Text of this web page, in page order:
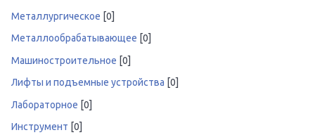
Металлургическое [0]
Металлообрабатывающее [0]
Машиностроительное [0]
Лифты и подъемные устройства [0]
Лабораторное [0]
Инструмент [0]